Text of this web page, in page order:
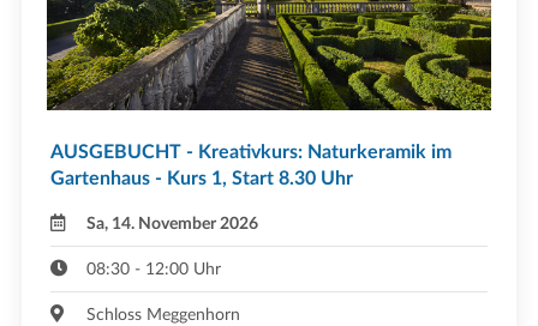
AUSGEBUCHT - Kreativkurs: Naturkeramik im
Gartenhaus - Kurs 1, Start 8.30 Uhr
Sa, 14. November 2026
08:30 - 12:00 Uhr
Schloss Meggenhorn